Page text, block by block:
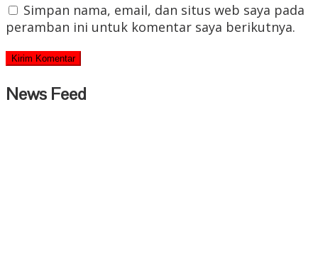
Simpan nama, email, dan situs web saya pada
peramban ini untuk komentar saya berikutnya.
News Feed